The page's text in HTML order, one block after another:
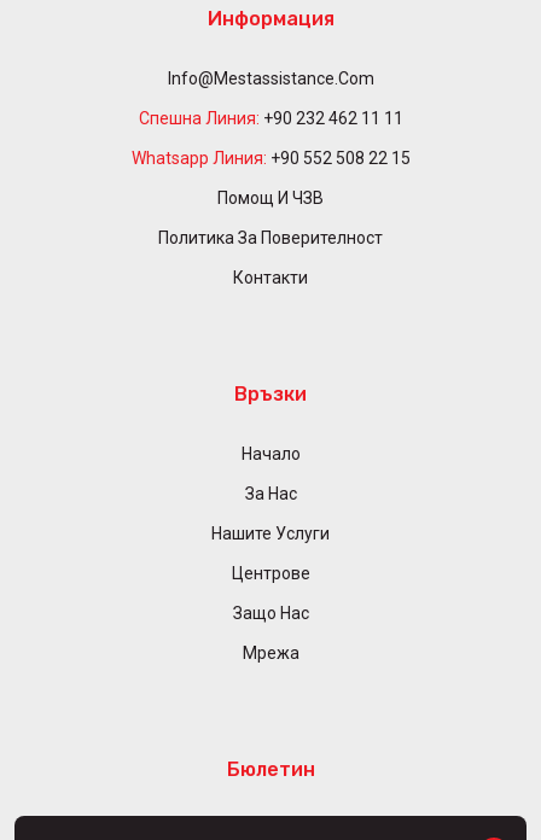
Информация
Info@mestassistance.com
Спешна Линия: +90 232 462 11 11
Whatsapp Линия: +90 552 508 22 15
Помощ И ЧЗВ
Политика За Поверителност
Контакти
Връзки
Начало
За Нас
Нашите Услуги
Центрове
Защо Нас
Мрежа
Бюлетин